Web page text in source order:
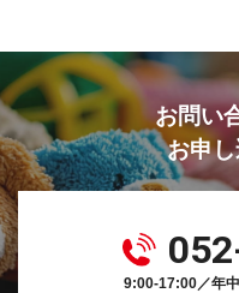
お問い
お申
9:00-17:00／年